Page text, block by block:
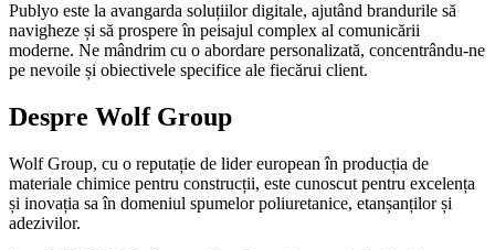
Publyo este la avangarda soluțiilor digitale, ajutând brandurile să
navigheze și să prospere în peisajul complex al comunicării
moderne. Ne mândrim cu o abordare personalizată, concentrându-ne
pe nevoile și obiectivele specifice ale fiecărui client.
Despre Wolf Group
Wolf Group, cu o reputație de lider european în producția de
materiale chimice pentru construcții, este cunoscut pentru excelența
și inovația sa în domeniul spumelor poliuretanice, etanșanților și
adezivilor.